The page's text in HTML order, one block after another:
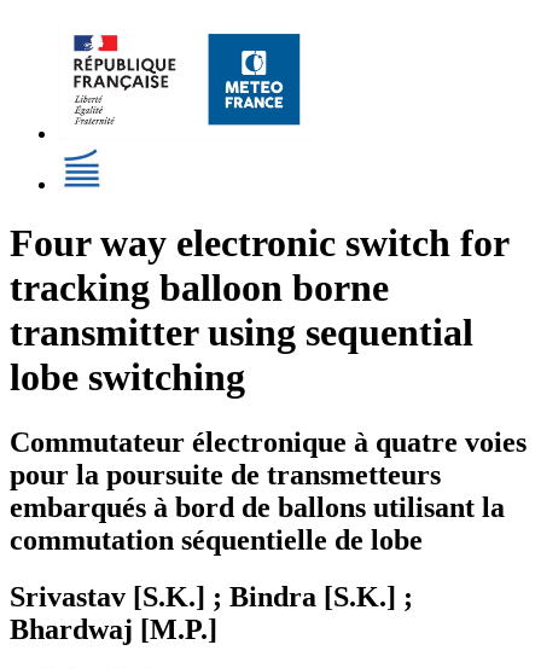
Four way electronic switch for
tracking balloon borne
transmitter using sequential
lobe switching
Commutateur électronique à quatre voies
pour la poursuite de transmetteurs
embarqués à bord de ballons utilisant la
commutation séquentielle de lobe
Srivastav [S.K.] ; Bindra [S.K.] ;
Bhardwaj [M.P.]